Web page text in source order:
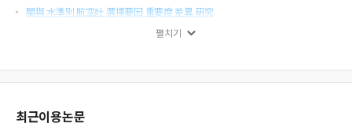
關與 水準別 航空社 選擇要因 重要度 差異 硏究
네티즌 職場人들의 인터넷旅行社 訪問時 重要考慮事項 및 滿足水準에 관한 探
관광학 연구의 형황과 과제, 관광학 연구ㆍ교육의 문제점 분석과 진로 모색, 김사헌
외 8인, 백산출판사. 261쪽 2000년, 10,000원
Convention Sales and Services, Milton T. Astroff and James R. Abbey Cranb
펼치기
최근이용논문